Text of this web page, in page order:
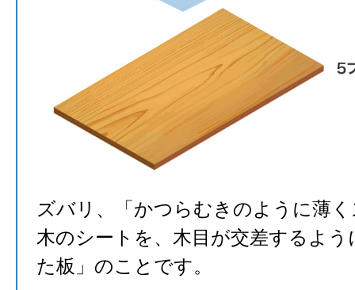
ズバリ、「かつらむきのように薄
木のシートを、木目が交差するよう
た板」のことです。